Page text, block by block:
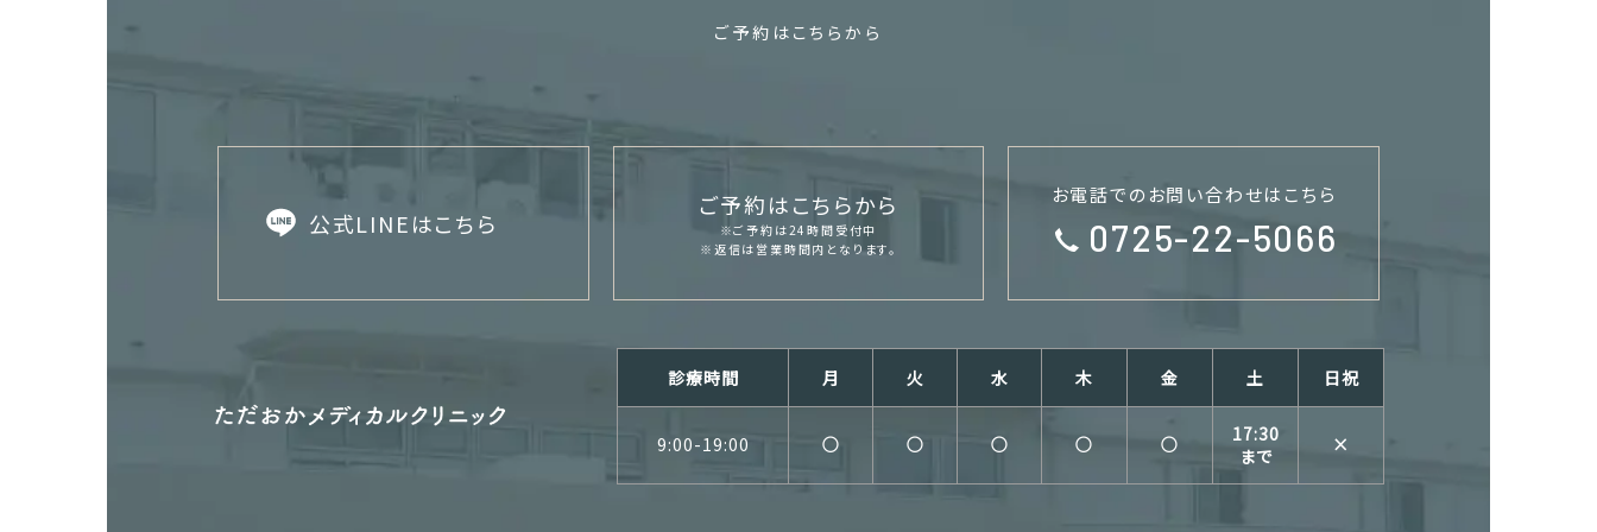
ご予約はこちらから
公式LINEはこちら
ご予約はこちらから
※ご予約は24時間受付中
※返信は営業時間内となります。
お電話でのお問い合わせはこちら
0725-22-5066
診療時間 月 火 水 木 金 土 日祝
9:00-19:00 ○ ○ ○ ○ ○
17:30
まで
×